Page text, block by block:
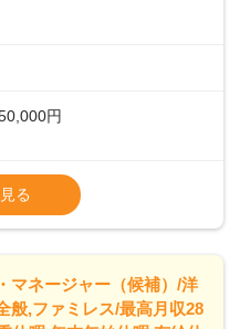
手や中堅スタッフにどんど
ンでお客様を魅了！メニュ
の時間帯に、自家製の焼
フェスタイルでお客様をお
感あふれる環境で、調理だ
れます。さらに、将来的に
う！
円
あり（待遇変動なし）
25,000円～を含む、超
る
マネージャー（候補）/洋
般,ファミレス/最高月収28